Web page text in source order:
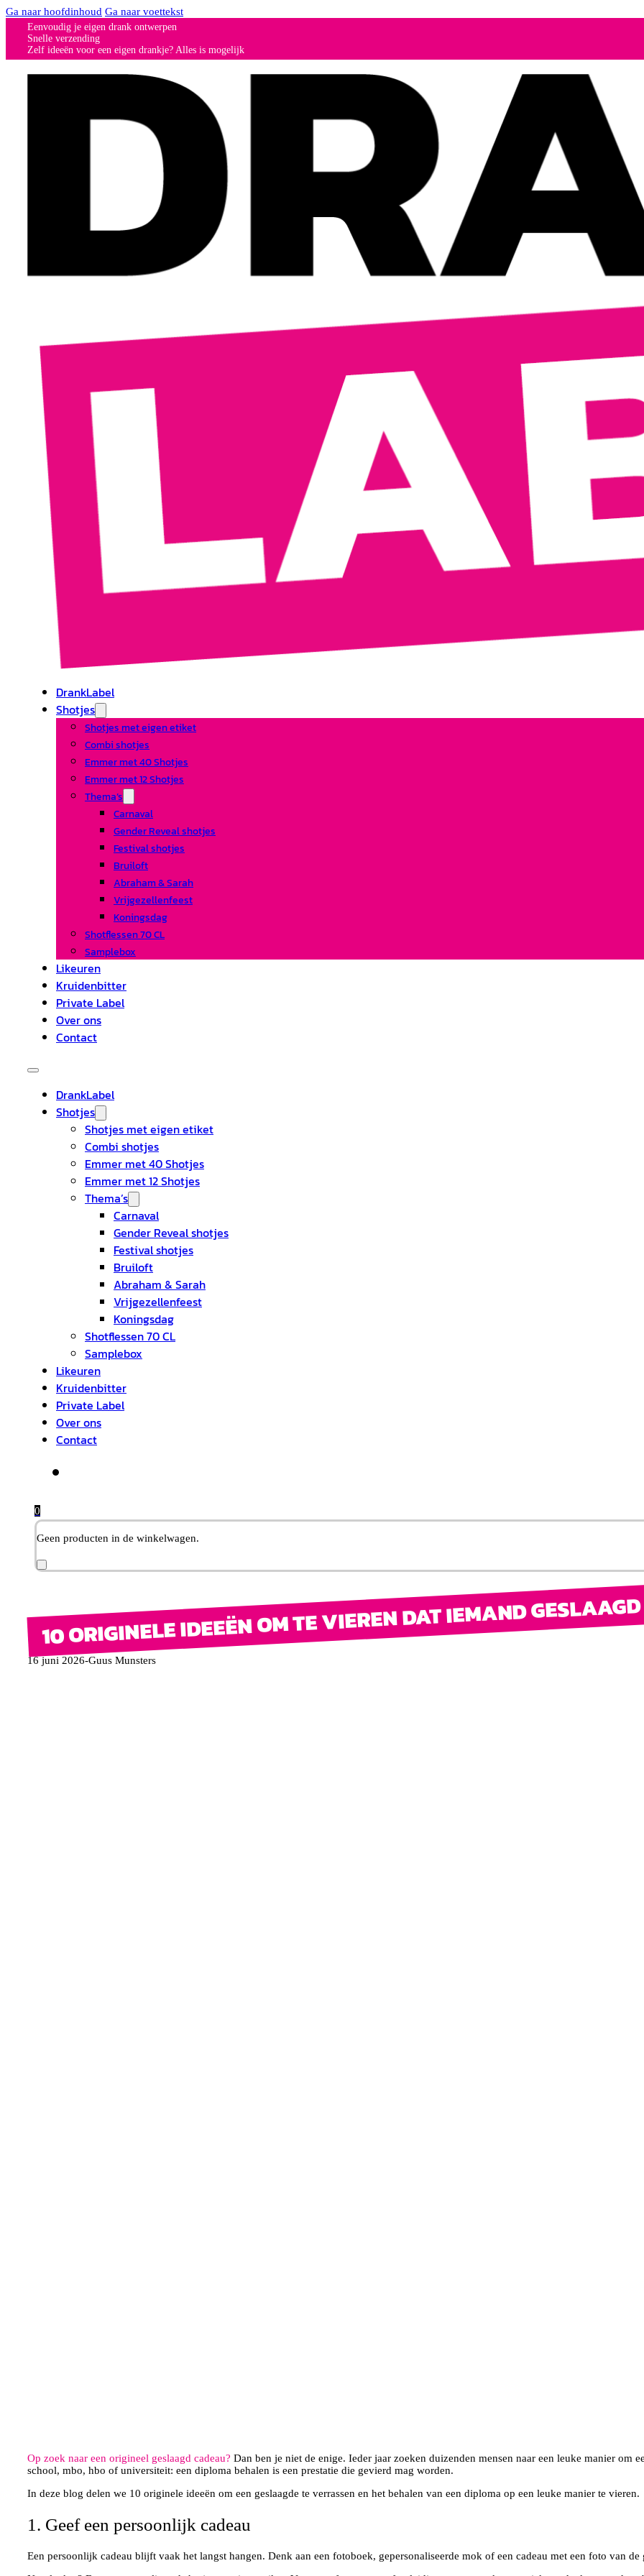
Ga naar hoofdinhoud Ga naar voettekst
Eenvoudig je eigen drank ontwerpen
Snelle verzending
Zelf ideeën voor een eigen drankje? Alles is mogelijk
DrankLabel
Shotjes
Shotjes met eigen etiket
Combi shotjes
Emmer met 40 Shotjes
Emmer met 12 Shotjes
Thema’s
Carnaval
Gender Reveal shotjes
Festival shotjes
Bruiloft
Abraham & Sarah
Vrijgezellenfeest
Koningsdag
Shotflessen 70 CL
Samplebox
Likeuren
Kruidenbitter
Private Label
Over ons
Contact
DrankLabel
Shotjes
Shotjes met eigen etiket
Combi shotjes
Emmer met 40 Shotjes
Emmer met 12 Shotjes
Thema’s
Carnaval
Gender Reveal shotjes
Festival shotjes
Bruiloft
Abraham & Sarah
Vrijgezellenfeest
Koningsdag
Shotflessen 70 CL
Samplebox
Likeuren
Kruidenbitter
Private Label
Over ons
Contact
0
Geen producten in de winkelwagen.
10 ORIGINELE IDEEËN OM TE VIEREN DAT IEMAND
16 juni 2026-Guus Munsters
Op zoek naar een origineel geslaagd cadeau? Dan ben je niet de enige. Ieder jaar zoeken duizenden mensen naar een leuke manier om
school, mbo, hbo of universiteit: een diploma behalen is een prestatie die gevierd mag worden.
In deze blog delen we 10 originele ideeën om een geslaagde te verrassen en het behalen van een diploma op een leuke manier te vieren.
1. Geef een persoonlijk cadeau
Een persoonlijk cadeau blijft vaak het langst hangen. Denk aan een fotoboek, gepersonaliseerde mok of een cadeau met een foto van de